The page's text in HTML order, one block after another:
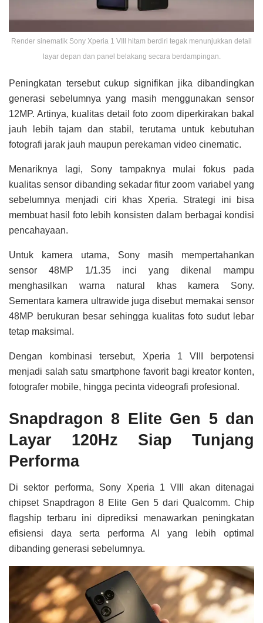
Render sinematik Sony Xperia 1 VIII hitam berdiri tegak menunjukkan detail
layar depan dan panel belakang secara berdampingan.
Peningkatan tersebut cukup signifikan jika dibandingkan
generasi sebelumnya yang masih menggunakan sensor
12MP. Artinya, kualitas detail foto zoom diperkirakan bakal
jauh lebih tajam dan stabil, terutama untuk kebutuhan
fotografi jarak jauh maupun perekaman video cinematic.
Menariknya lagi, Sony tampaknya mulai fokus pada
kualitas sensor dibanding sekadar fitur zoom variabel yang
sebelumnya menjadi ciri khas Xperia. Strategi ini bisa
membuat hasil foto lebih konsisten dalam berbagai kondisi
pencahayaan.
Untuk kamera utama, Sony masih mempertahankan
sensor 48MP 1/1.35 inci yang dikenal mampu
menghasilkan warna natural khas kamera Sony.
Sementara kamera ultrawide juga disebut memakai sensor
48MP berukuran besar sehingga kualitas foto sudut lebar
tetap maksimal.
Dengan kombinasi tersebut, Xperia 1 VIII berpotensi
menjadi salah satu smartphone favorit bagi kreator konten,
fotografer mobile, hingga pecinta videografi profesional.
Snapdragon 8 Elite Gen 5 dan
Layar 120Hz Siap Tunjang
Performa
Di sektor performa, Sony Xperia 1 VIII akan ditenagai
chipset Snapdragon 8 Elite Gen 5 dari Qualcomm. Chip
flagship terbaru ini diprediksi menawarkan peningkatan
efisiensi daya serta performa AI yang lebih optimal
dibanding generasi sebelumnya.